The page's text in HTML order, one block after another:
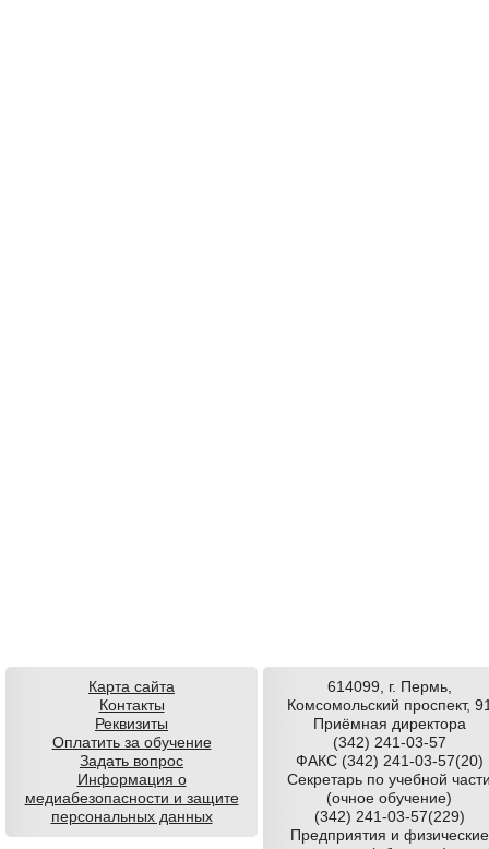
Карта сайта
Контакты
Реквизиты
Оплатить за обучение
Задать вопрос
Информация о
медиабезопасности и защите
персональных данных
614099, г. Пермь,
Комсомольский проспект,
Приёмная директора
(342) 241-03-57
ФАКС (342) 241-03-57(20)
Секретарь по учебной
(очное обучение)
(342) 241-03-57(229)
Предприятия и физические